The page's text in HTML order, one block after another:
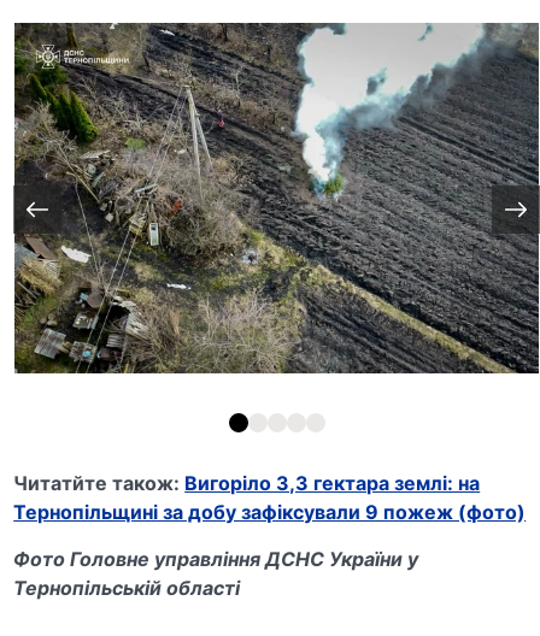
Читатйте також: Вигоріло 3,3 гектара землі: на
Тернопільщині за добу зафіксували 9 пожеж (фото)
Фото Головне управління ДСНС України у
Тернопільській області